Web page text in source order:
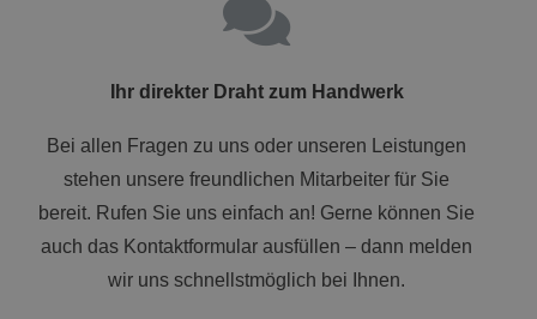
Ihr direkter Draht zum Handwerk
Bei allen Fragen zu uns oder unseren Leistungen
stehen unsere freundlichen Mitarbeiter für Sie
bereit. Rufen Sie uns einfach an! Gerne können Sie
auch das Kontaktformular ausfüllen – dann melden
wir uns schnellstmöglich bei Ihnen.